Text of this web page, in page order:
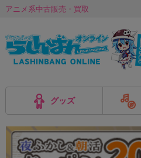
アニメ系中古販売・買取
グッズ